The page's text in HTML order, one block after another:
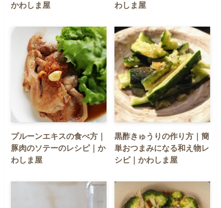
かわしま屋
わしま屋
プルーンエキスの食べ方｜
豚肉のソテーのレシピ｜か
わしま屋
黒酢きゅうりの作り方｜簡
単おつまみになる和え物レ
シピ｜かわしま屋